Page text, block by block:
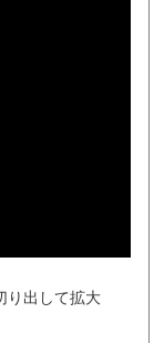
り出して拡大